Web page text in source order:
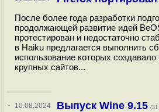
После более года разработки
продолжающей развитие идей
протестирован и недостаточно
в Haiku предлагается выполнить
использование которых
крупных сайтов...
· 10.08.2024 Выпуск Wine 9.15 (31